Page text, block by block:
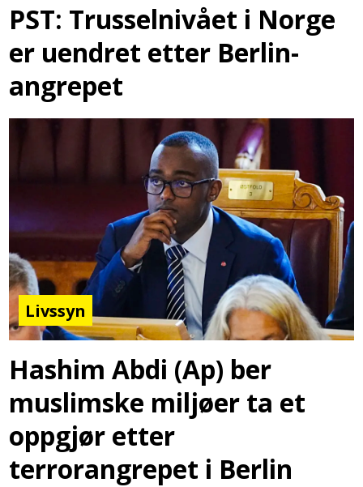
PST: Trusselnivået i Norge
er uendret etter Berlin-
angrepet
Livssyn
Hashim Abdi (Ap) ber
muslimske miljøer ta et
oppgjør etter
terrorangrepet i Berlin